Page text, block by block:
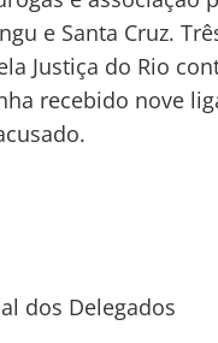
e Santa Cruz.
Justiça do Rio
recebido nove
dos Delegados